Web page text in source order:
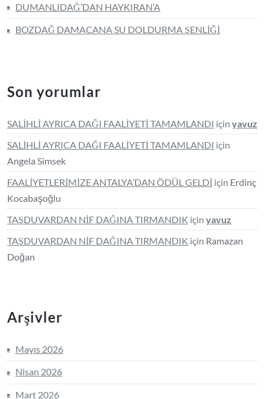
DUMANLIDAĞ’DAN HAYKIRAN’A
BOZDAĞ DAMACANA SU DOLDURMA ŞENLİĞİ
Son yorumlar
SALİHLİ AYRICA DAĞI FAALİYETİ TAMAMLANDI için yavuz
SALİHLİ AYRICA DAĞI FAALİYETİ TAMAMLANDI için
Angela Simsek
FAALİYETLERİMİZE ANTALYA’DAN ÖDÜL GELDİ için Erdinç
Kocabaşoğlu
TAŞDUVARDAN NİF DAĞINA TIRMANDIK için yavuz
TAŞDUVARDAN NİF DAĞINA TIRMANDIK için Ramazan
Doğan
Arşivler
Mayıs 2026
Nisan 2026
Mart 2026